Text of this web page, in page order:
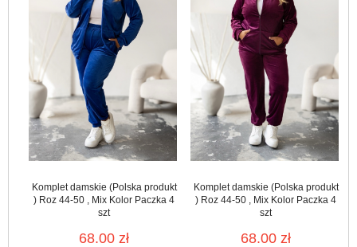
Komplet damskie (Polska produkt
) Roz 44-50 , Mix Kolor Paczka 4
szt
68.00 zł
Komplet damskie (Polska produkt
) Roz 44-50 , Mix Kolor Paczka 4
szt
68.00 zł